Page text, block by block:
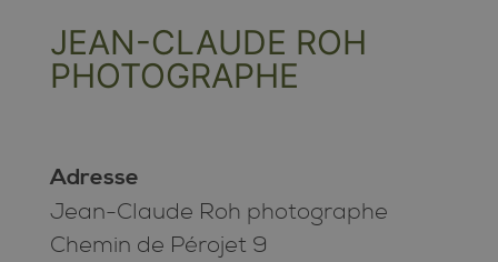
JEAN-CLAUDE ROH
PHOTOGRAPHE
Adresse
Jean-Claude Roh photographe
Chemin de Pérojet 9